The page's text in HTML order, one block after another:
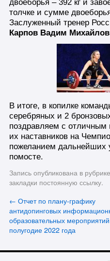
двоеборья – 392 кг и
толчке и сумме
Заслуженный тренер
Карпов Вадим
В итоге, в копилке
серебряных и 2
поздравляем с
их наставников на
пожеланием дальнейших
помосте.
Запись опубликована в
закладки постоянную ссылку.
← Отчет по плану-графику
антидопинговых
образовательных
полугодие 2022 года